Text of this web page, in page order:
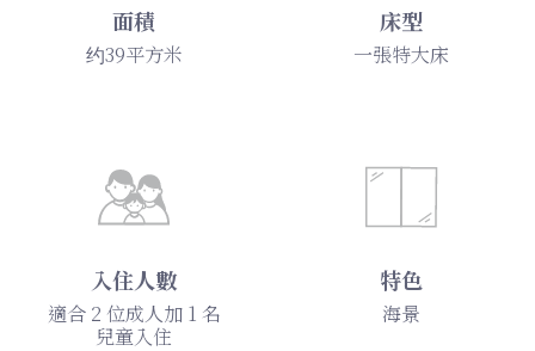
面積
约39平方米
床型
一張特大床
入住人數
適合 2 位成人加 1 名
兒童入住
特色
海景